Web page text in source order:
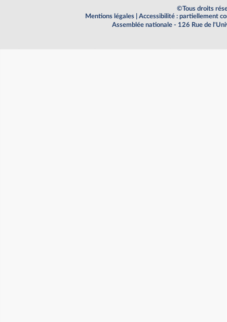
©Tous droits
Mentions légales
Accessibilité : partiellement
Assemblée nationale - 126 Rue de